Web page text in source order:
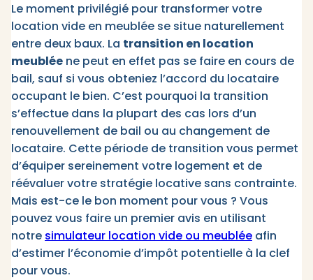
Le moment privilégié pour transformer votre
location vide en meublée se situe naturellement
entre deux baux. La transition en location
meublée ne peut en effet pas se faire en cours de
bail, sauf si vous obteniez l’accord du locataire
occupant le bien. C’est pourquoi la transition
s’effectue dans la plupart des cas lors d’un
renouvellement de bail ou au changement de
locataire. Cette période de transition vous permet
d’équiper sereinement votre logement et de
réévaluer votre stratégie locative sans contrainte.
Mais est-ce le bon moment pour vous ? Vous
pouvez vous faire un premier avis en utilisant
notre simulateur location vide ou meublée afin
d’estimer l’économie d’impôt potentielle à la clef
pour vous.